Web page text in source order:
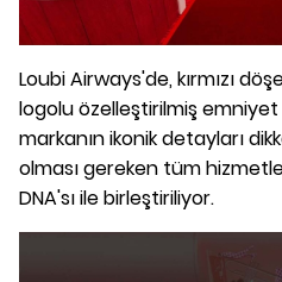
Loubi Airways'de, kırmızı
logolu özelleştirilmiş
markanın ikonik detayları
olması gereken tüm
DNA'sı ile birleştiriliyor.